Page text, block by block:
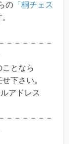
の 「桐チェス
－－－－－－
ことなら
下さい。
アドレス
－－－－－－